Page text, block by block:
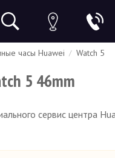
Скидки
часы Huawei Watch 5
5 46mm
сервис центра